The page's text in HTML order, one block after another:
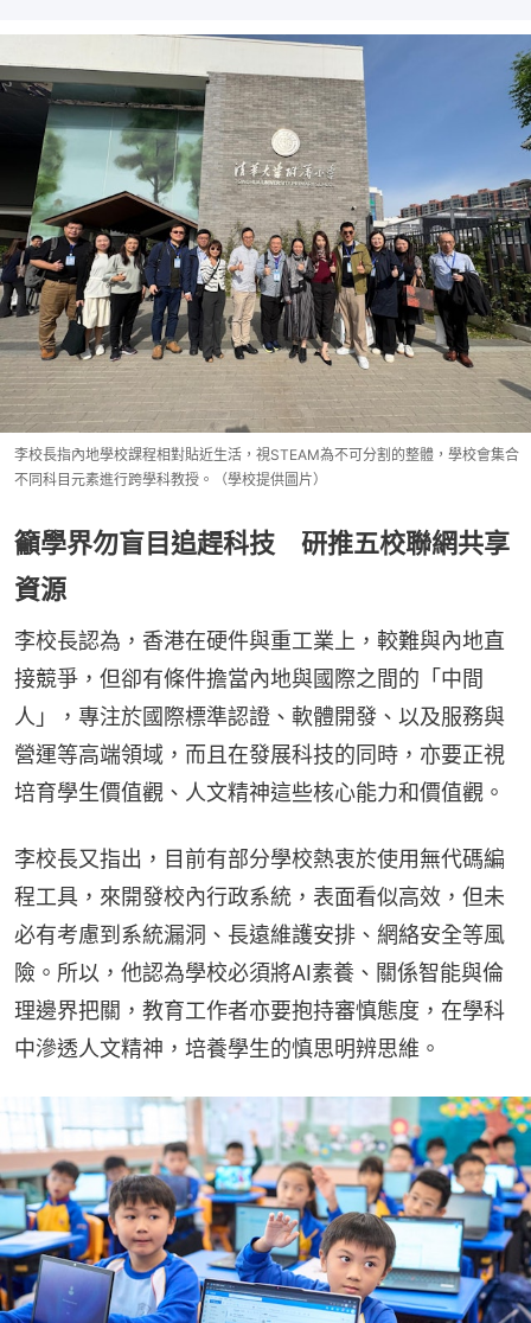
李校長指內地學校課程相對貼近生活，視STEAM為不可分割的整體，學校會集合
不同科目元素進行跨學科教授。（學校提供圖片）
籲學界勿盲目追趕科技 研推五校聯網共享
資源
李校長認為，香港在硬件與重工業上，較難與內地直
接競爭，但卻有條件擔當內地與國際之間的「中間
人」，專注於國際標準認證、軟體開發、以及服務與
營運等高端領域，而且在發展科技的同時，亦要正視
培育學生價值觀、人文精神這些核心能力和價值觀。
李校長又指出，目前有部分學校熱衷於使用無代碼編
程工具，來開發校內行政系統，表面看似高效，但未
必有考慮到系統漏洞、長遠維護安排、網絡安全等風
險。所以，他認為學校必須將AI素養、關係智能與倫
理邊界把關，教育工作者亦要抱持審慎態度，在學科
中滲透人文精神，培養學生的慎思明辨思維。